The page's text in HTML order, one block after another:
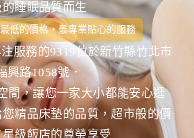
的睡眠品質而生
低的價格，最專業貼心的服務
服務的9319位於新竹縣竹北市
興路1058號．
間，讓您一家大小都能安心逛
精品床墊的品質，超市般的價
星級飯店的尊榮享受